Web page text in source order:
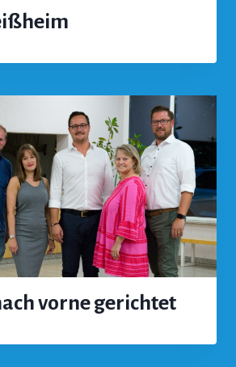
vorne gerichtet